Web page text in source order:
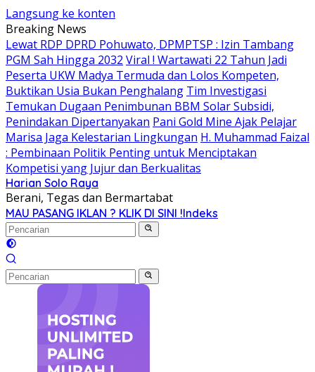
Langsung ke konten
Breaking News
Lewat RDP DPRD Pohuwato, DPMPTSP : Izin Tambang
PGM Sah Hingga 2032 Viral ! Wartawati 22 Tahun Jadi
Peserta UKW Madya Termuda dan Lolos Kompeten,
Buktikan Usia Bukan Penghalang Tim Investigasi
Temukan Dugaan Penimbunan BBM Solar Subsidi,
Penindakan Dipertanyakan Pani Gold Mine Ajak Pelajar
Marisa Jaga Kelestarian Lingkungan H. Muhammad Faizal
: Pembinaan Politik Penting untuk Menciptakan
Kompetisi yang Jujur dan Berkualitas
Harian Solo Raya
Berani, Tegas dan Bermartabat
MAU PASANG IKLAN ? KLIK DI SINI !Indeks